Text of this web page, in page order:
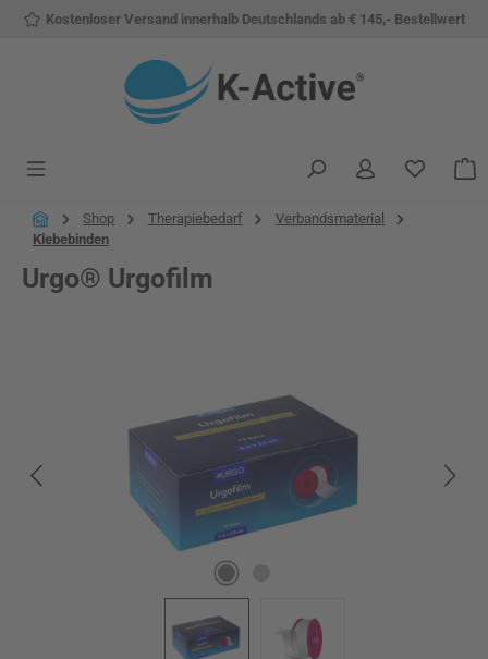
Zum Hauptinhalt springen
Kostenloser Versand innerhalb Deutschlands ab € 145,- Bestellwert
Du
Shop Therapiebedarf
Verbandsmaterial
Klebebinden
Urgo® Urgofilm